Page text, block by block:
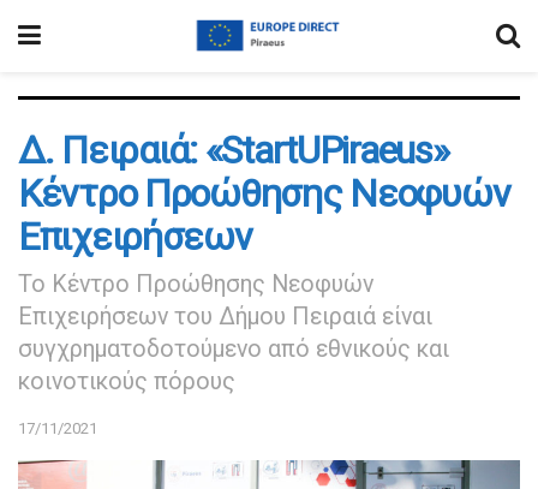
Δ. Πειραιά: «StartUPiraeus»
Κέντρο Προώθησης Νεοφυών
Επιχειρήσεων
Το Κέντρο Προώθησης Νεοφυών
Επιχειρήσεων του Δήμου Πειραιά είναι
συγχρηματοδοτούμενο από εθνικούς και
κοινοτικούς πόρους
17/11/2021